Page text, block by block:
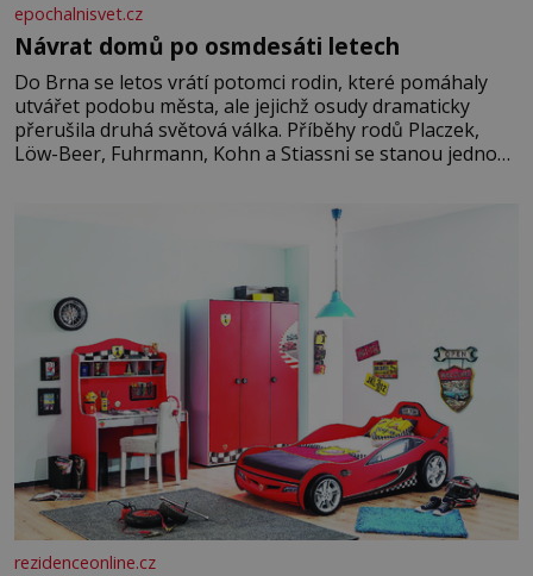
epochalnisvet.cz
Návrat domů po osmdesáti letech
Do Brna se letos vrátí potomci rodin, které pomáhaly
utvářet podobu města, ale jejichž osudy dramaticky
přerušila druhá světová válka. Příběhy rodů Placzek,
Löw-Beer, Fuhrmann, Kohn a Stiassni se stanou jednou
jednoduché. Místa, která si člověk pamatuje z rodinných
rezidenceonline.cz